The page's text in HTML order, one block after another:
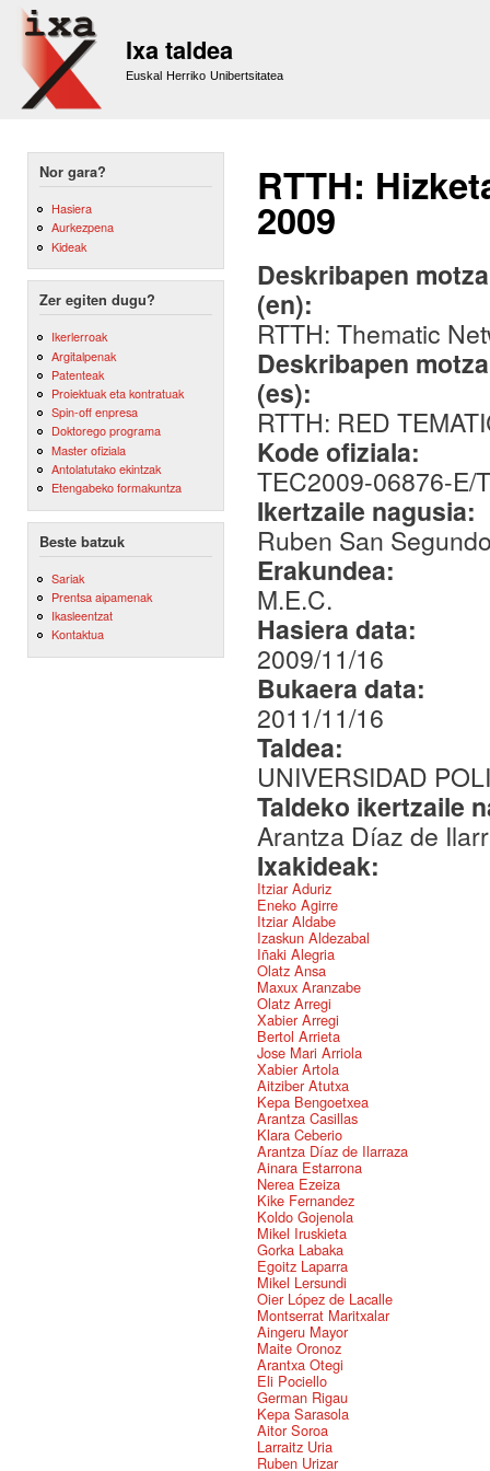
Ixa taldea
Euskal Herriko Unibertsitatea
Nor gara?
Hasiera
Aurkezpena
Kideak
Zer egiten dugu?
Ikerlerroak
Argitalpenak
Patenteak
Proiektuak eta kontratuak
Spin-off enpresa
Doktorego programa
Master ofiziala
Antolatutako ekintzak
Etengabeko formakuntza
Beste batzuk
Sariak
Prentsa aipamenak
Ikasleentzat
Kontaktua
RTTH:
2009
Deskribapen
(en):
RTTH: Thematic
Deskribapen
(es):
RTTH: RED
Kode ofiziala:
TEC2009-06876-E/
Ikertzaile nagusia:
Ruben San
Erakundea:
M.E.C.
Hasiera data:
2009/11/16
Bukaera data:
2011/11/16
Taldea:
UNIVERSIDAD
Taldeko ikertzaile
Arantza Díaz de
Ixakideak:
Itziar Aduriz
Eneko Agirre
Itziar Aldabe
Izaskun Aldezabal
Iñaki Alegria
Olatz Ansa
Maxux Aranzabe
Olatz Arregi
Xabier Arregi
Bertol Arrieta
Jose Mari Arriola
Xabier Artola
Aitziber Atutxa
Kepa Bengoetxea
Arantza Casillas
Klara Ceberio
Arantza Díaz de Ilarraza
Ainara Estarrona
Nerea Ezeiza
Kike Fernandez
Koldo Gojenola
Mikel Iruskieta
Gorka Labaka
Egoitz Laparra
Mikel Lersundi
Oier López de Lacalle
Montserrat Maritxalar
Aingeru Mayor
Maite Oronoz
Arantxa Otegi
Eli Pociello
German Rigau
Kepa Sarasola
Aitor Soroa
Larraitz Uria
Ruben Urizar